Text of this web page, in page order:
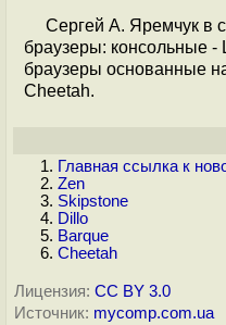
Сергей А. Яремчук в
браузеры: консольные -
браузеры основанные
Cheetah.
Главная ссылка к
Zen
Skipstone
Dillo
Barque
Cheetah
Лицензия: CC BY 3.0
Источник: mycomp.com.ua